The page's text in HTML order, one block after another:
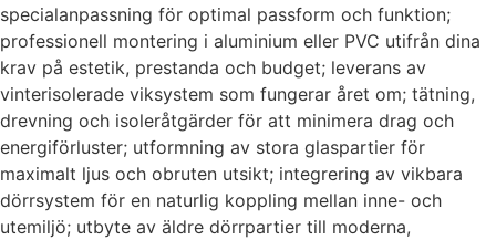
specialanpassning för optimal passform och funktion;
professionell montering i aluminium eller PVC utifrån dina
krav på estetik, prestanda och budget; leverans av
vinterisolerade viksystem som fungerar året om; tätning,
drevning och isoleråtgärder för att minimera drag och
energiförluster; utformning av stora glaspartier för
maximalt ljus och obruten utsikt; integrering av vikbara
dörrsystem för en naturlig koppling mellan inne- och
utemiljö; utbyte av äldre dörrpartier till moderna,